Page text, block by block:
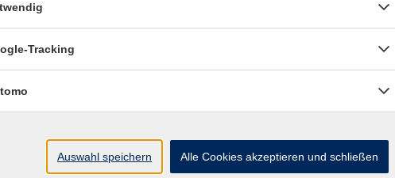
Geschäftsstelle im Poststadl
Münchener Straße 3
85540 Haar
Tracking
Auswahl speichern Alle Cookies akzeptieren und schließen